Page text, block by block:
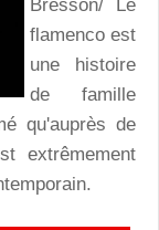
Bresson/ Le
flamenco est
une histoire
de famille
qu'auprès de
extrêmement